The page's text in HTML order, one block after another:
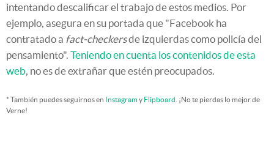
intentando descalificar el trabajo de estos medios. Por
ejemplo, asegura en su portada que "Facebook ha
contratado a fact-checkersde izquierdas como policía del
pensamiento". Teniendo en cuenta los contenidos de esta
web , no es de extrañar que estén preocupados.
* También puedes seguirnos en Instagramy Flipboard . ¡No te pierdas lo mejor de
Verne!